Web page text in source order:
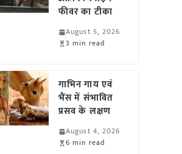
फीवर का टीका
August 5, 2026
3 min read
गाभिन गाय एवं
भैंस में संभावित
प्रसव के लक्षण
August 4, 2026
6 min read